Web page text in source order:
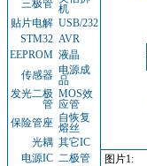
三极管 机
贴片电解 USB/232
STM32 AVR
EEPROM 液晶
传感器 电源成
品
发光二极
管
MOS效
应管
保险管座 自恢复
熔丝
光耦 其它IC
电源IC 二极管
图片1: